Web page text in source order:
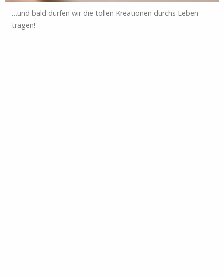
…und bald dürfen wir die tollen Kreationen durchs Leben
tragen!